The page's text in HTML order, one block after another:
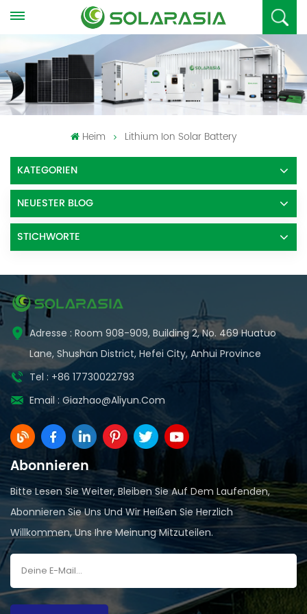
Heim Lithium Ion Solar Battery
KATEGORIEN
NEUESTER BLOG
STICHWORTE
Adresse : Room 908-909, Building 2, No. 469 Huatuo
Lane, Shushan District, Hefei City, Anhui Province
Tel : +86 17730022793
Email : Giazhao@aliyun.com
Abonnieren
Bitte Lesen Sie Weiter, Bleiben Sie Auf Dem Laufenden,
Abonnieren Sie Uns Und Wir Heißen Sie Herzlich
Willkommen, Uns Ihre Meinung Mitzuteilen.